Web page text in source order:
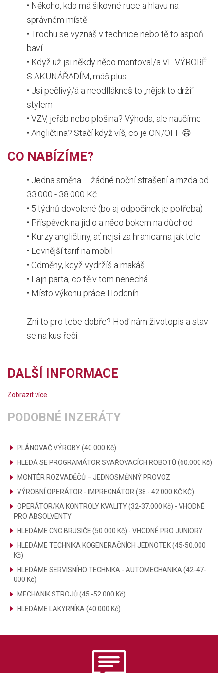
• Někoho, kdo má šikovné ruce a hlavu na
správném místě
• Trochu se vyznáš v technice nebo tě to aspoň
baví
• Když už jsi někdy něco montoval/a VE VÝROBĚ
S AKUNÁŘADÍM, máš plus
• Jsi pečlivý/á a neodflákneš to „nějak to drží“
stylem
• VZV, jeřáb nebo plošina? Výhoda, ale naučíme
• Angličtina? Stačí když víš, co je ON/OFF 😄
CO NABÍZÍME?
• Jedna směna – žádné noční strašení a mzda od
33.000 - 38.000 Kč
• 5 týdnů dovolené (bo aj odpočinek je potřeba)
• Příspěvek na jídlo a něco bokem na důchod
• Kurzy angličtiny, ať nejsi za hranicama jak tele
• Levnější tarif na mobil
• Odměny, když vydržíš a makáš
• Fajn parta, co tě v tom nenechá
• Místo výkonu práce Hodonín
Zní to pro tebe dobře? Hoď nám životopis a stav
se na kus řeči.
DALŠÍ INFORMACE
Zobrazit více
PODOBNÉ INZERÁTY
PLÁNOVAČ VÝROBY (40.000 Kč)
HLEDÁ SE PROGRAMÁTOR SVAŘOVACÍCH ROBOTŮ (60.000 Kč)
MONTÉR ROZVADĚČŮ – JEDNOSMĚNNÝ PROVOZ
VÝROBNÍ OPERÁTOR - IMPREGNÁTOR (38.- 42.000 KČ KČ)
OPERÁTOR/KA KONTROLY KVALITY (32-37.000 Kč) - VHODNÉ
PRO ABSOLVENTY
HLEDÁME CNC BRUSIČE (50.000 Kč) - VHODNÉ PRO JUNIORY
HLEDÁME TECHNIKA KOGENERAČNÍCH JEDNOTEK (45-50.000
Kč)
HLEDÁME SERVISNÍHO TECHNIKA - AUTOMECHANIKA (42-47-
000 Kč)
MECHANIK STROJŮ (45.-52.000 Kč)
HLEDÁME LAKYRNÍKA (40.000 Kč)